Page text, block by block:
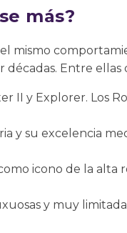
más?
mismo
Entre ellas
II y Explorer. Los
y su excelencia
icono de la alta
y muy